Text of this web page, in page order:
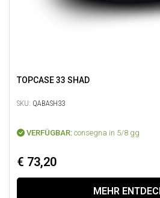
TOPCASE 33 SHAD
SKU: QABASH33
VERFÜGBAR: consegna in 5/8 gg
€ 73,20
MEHR